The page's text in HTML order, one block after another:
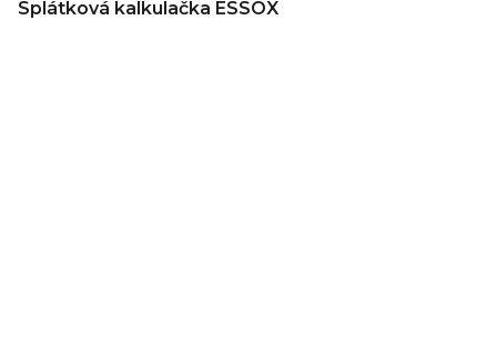
Splátková kalkulačka ESSOX